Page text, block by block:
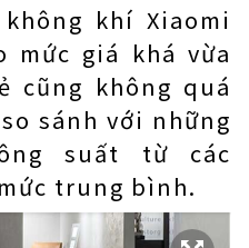
khí Xiaomi
mức giá khá vừa
cũng không quá
sánh với những
suất từ các
trung bình.